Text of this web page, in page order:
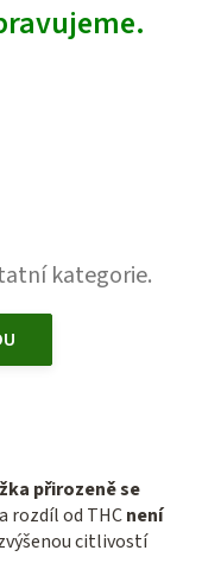
kategorie.
přirozeně se
rozdíl od THCnení
citlivostí